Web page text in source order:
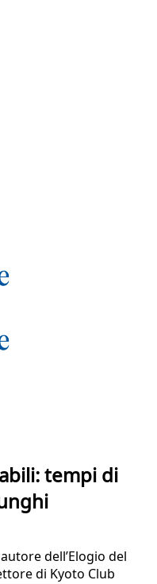
tempi di
dell’Elogio del
di Kyoto Club